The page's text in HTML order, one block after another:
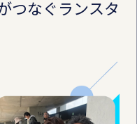
つなぐランスタ